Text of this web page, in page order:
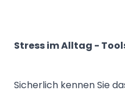
Stress im Alltag -
Sicherlich kennen Sie